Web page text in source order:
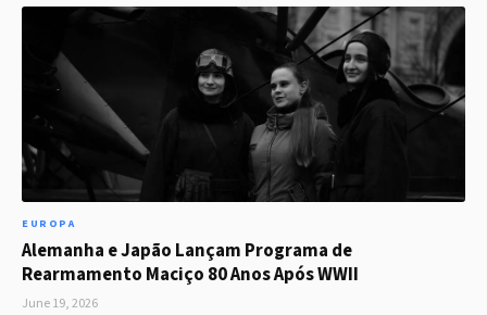
EUROPA
Alemanha e Japão Lançam Programa de
Rearmamento Maciço 80 Anos Após WWII
June 19, 2026